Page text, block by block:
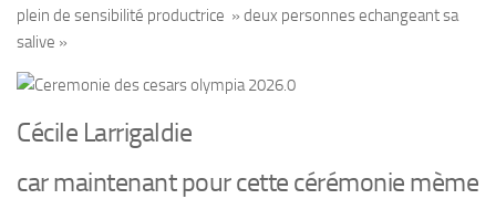
plein de sensibilité productrice » deux personnes echangeant sa
salive »
Cécile Larrigaldie
car maintenant pour cette cérémonie mème